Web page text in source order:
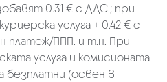
0.31 € с ДДС.; при
услуга + 0.42 € с
платеж/ППП. и т.н. При
услуга и комисионата
безплатни (освен в